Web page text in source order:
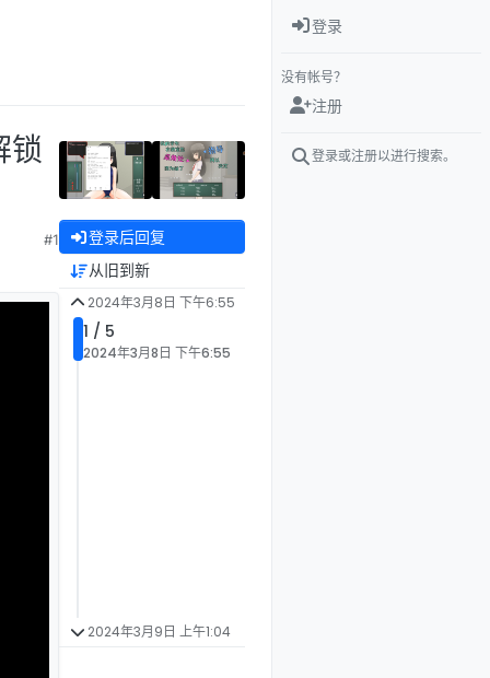
锁
#1 登录后回复
从旧到新
2024年3月8日 下午6:55
1 / 5
2024年3月8日 下午6:55
2024年3月9日 上午1:04
登录
没有帐号？
注册
登录或注册以进行搜索。